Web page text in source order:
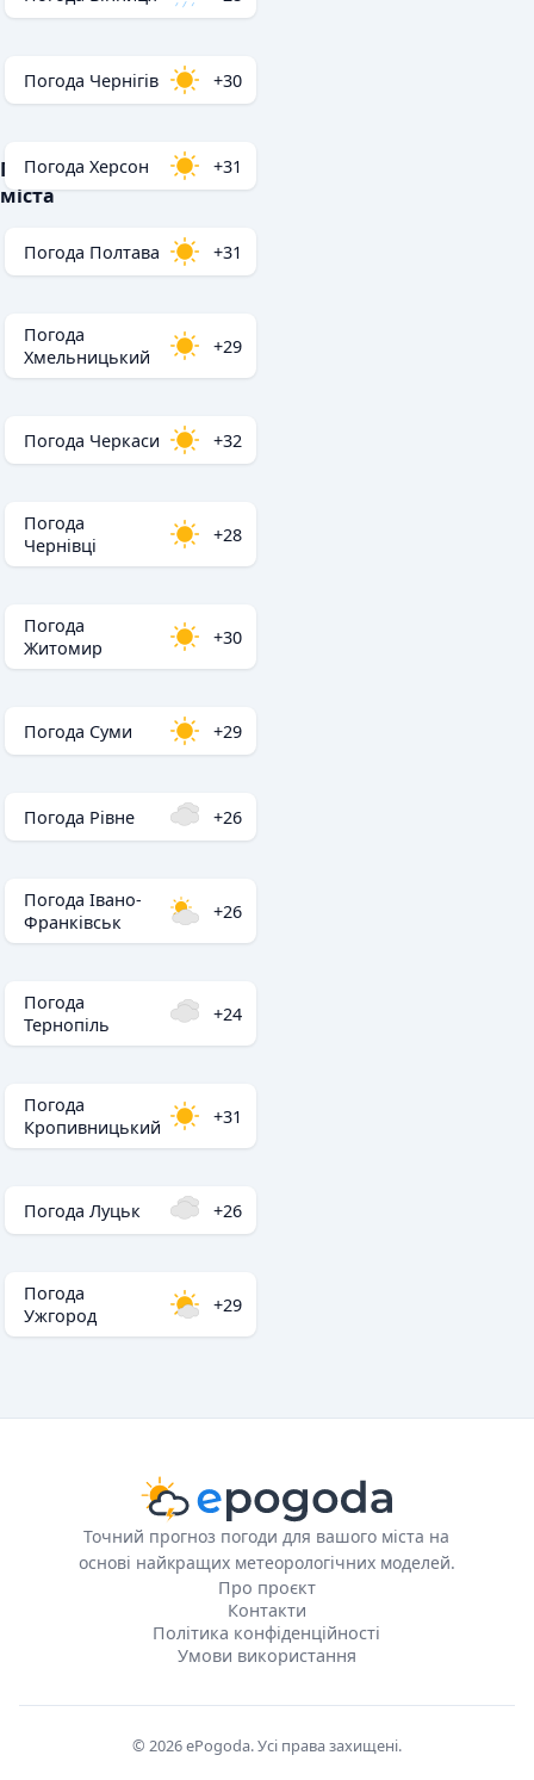
Популярні
міста
Погода Чернігів +30
Погода Херсон +31
Погода Полтава +31
Погода
Хмельницький
+29
Погода Черкаси +32
Погода
Чернівці
+28
Погода
Житомир
+30
Погода Суми +29
Погода Рівне +26
Погода Івано-
Франківськ
+26
Погода
Тернопіль
+24
Погода
Кропивницький
+31
Погода Луцьк +26
Погода
Ужгород
+29
Точний прогноз погоди для вашого міста на
основі найкращих метеорологічних моделей.
Про проєкт
Контакти
Політика конфіденційності
Умови використання
© 2026 ePogoda. Усі права захищені.